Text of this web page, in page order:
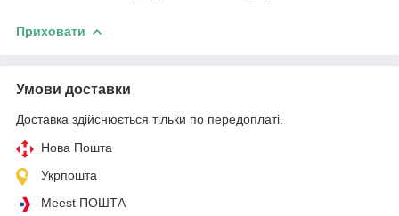
Приховати
Умови доставки
Доставка здійснюється тільки по передоплаті.
Нова Пошта
Укрпошта
Meest ПОШТА